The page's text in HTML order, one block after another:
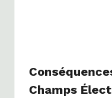
Champs